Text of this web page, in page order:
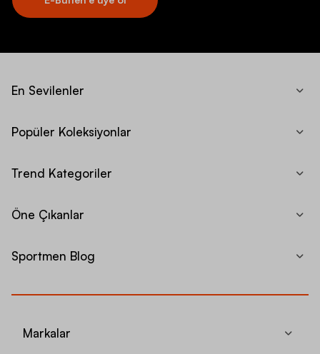
En Sevilenler
Popüler Koleksiyonlar
Trend Kategoriler
Öne Çıkanlar
Sportmen Blog
Markalar